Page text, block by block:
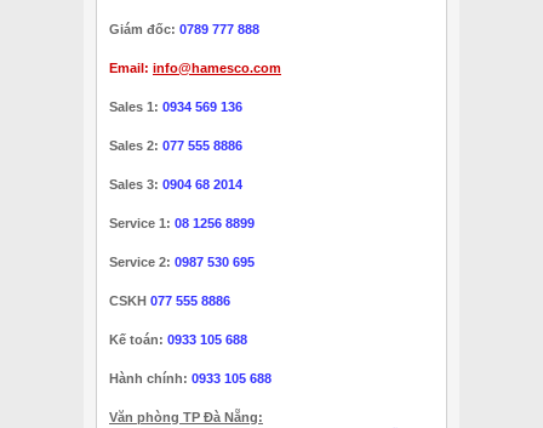
Giám đốc: 0789 777 888
Email: info@hamesco.com
Sales 1: 0934 569 136
Sales 2: 077 555 8886
Sales 3: 0904 68 2014
Service 1: 08 1256 8899
Service 2: 0987 530 695
CSKH 077 555 8886
Kế toán: 0933 105 688
Hành chính: 0933 105 688
Văn phòng TP Đà Nẵng: